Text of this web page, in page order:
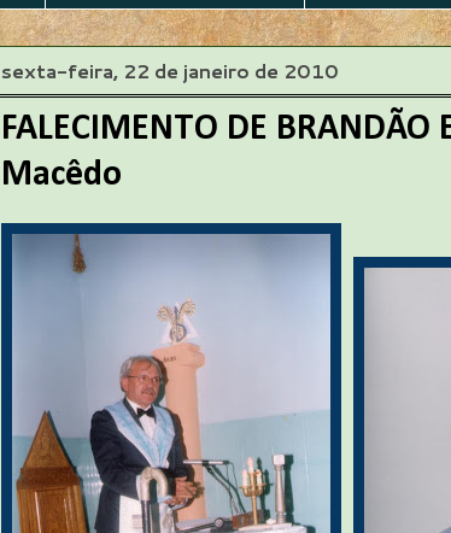
sexta-feira, 22 de janeiro de 2010
FALECIMENTO DE
Macêdo